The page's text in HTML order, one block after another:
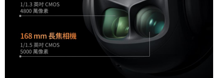
「AFTEE先享後付」，若未經同意申辦者引起之損失，本公司不負相關責
任。
４．使用「AFTEE先享後付」時，將依據個別帳號之用戶狀況，依本公司即
時審查核予不同之上限額度；若仍有額度不足之情形，本公司將視審查結果
請求用戶進行身份認證。
５．嚴禁一人註冊多個帳號或使用他人資訊註冊。若發現惡意使用之情形，
恩沛科技股份有限公司將有權停止該用戶之使用額度並採取法律行動。